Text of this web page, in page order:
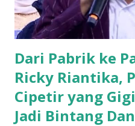
Agenda-agenda tersebut
perundang-undangan,
serta kepentingan strategis
Dari Pabrik ke
Ricky Riantika,
Cipetir yang
Jadi Bintang